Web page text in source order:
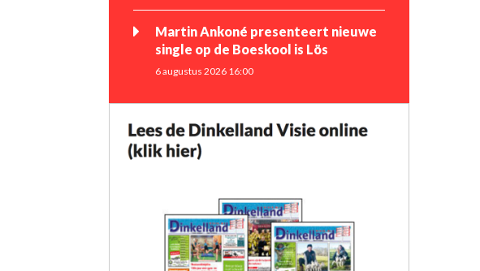
Martin Ankoné presenteert nieuwe
single op de Boeskool is Lös
6 augustus 2026 16:00